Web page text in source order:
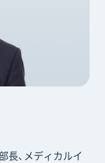
長、メディカルイ